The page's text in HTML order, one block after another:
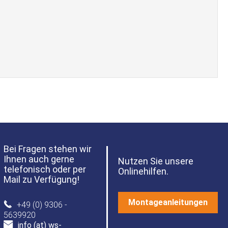
Bei Fragen stehen wir
Ihnen auch gerne
telefonisch oder per
Mail zu Verfügung!
+49 (0) 9306 -
5639920
info (at) ws-
Nutzen Sie unsere
Onlinehilfen.
Montageanleitungen